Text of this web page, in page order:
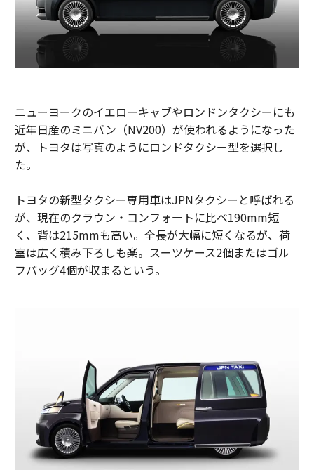
ニューヨークのイエローキャブやロンドンタクシーにも
近年日産のミニバン（NV200）が使われるようになった
が、トヨタは写真のようにロンドタクシー型を選択し
た。
トヨタの新型タクシー専用車はJPNタクシーと呼ばれる
が、現在のクラウン・コンフォートに比べ190mm短
く、背は215mmも高い。全長が大幅に短くなるが、荷
室は広く積み下ろしも楽。スーツケース2個またはゴル
フバッグ4個が収まるという。